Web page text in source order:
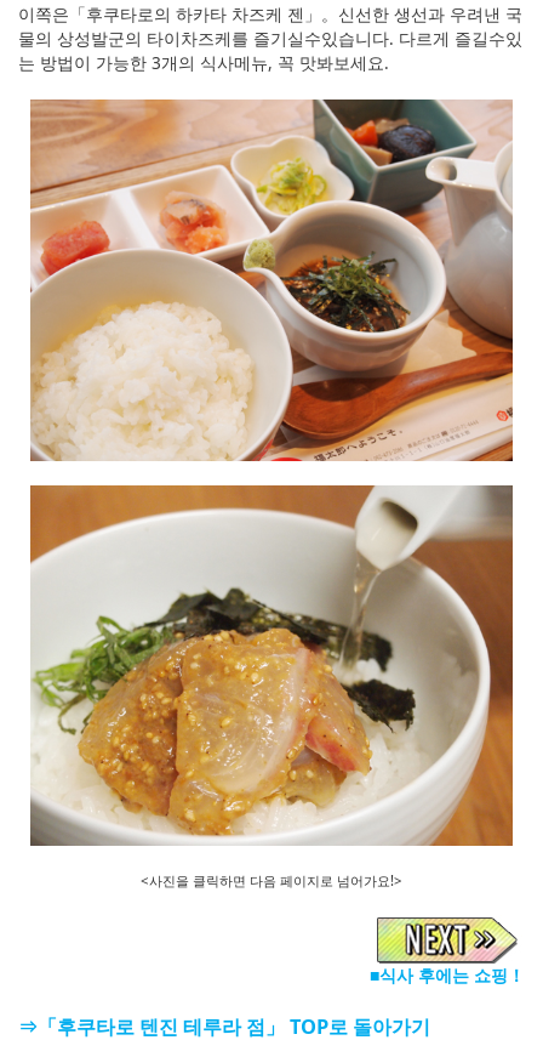
ภาษาไทย
Bahasa Indonesia
이쪽은「후쿠타로의 하카타 차즈케 젠」。신선한 생선과 우려낸 국
물의 상성발군의 타이차즈케를 즐기실수있습니다. 다르게 즐길수있
는 방법이 가능한 3개의 식사메뉴, 꼭 맛봐보세요.
<사진을 클릭하면 다음 페이지로 넘어가요!>
■식사 후에는 쇼핑！
⇒「후쿠타로 텐진 테루라 점」 TOP로 돌아가기